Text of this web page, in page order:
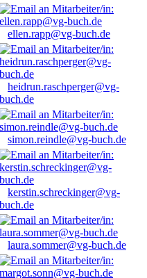
ellen.rapp@vg-buch.de
heidrun.raschperger@vg-
buch.de
simon.reindle@vg-buch.de
kerstin.schreckinger@vg-
buch.de
laura.sommer@vg-buch.de